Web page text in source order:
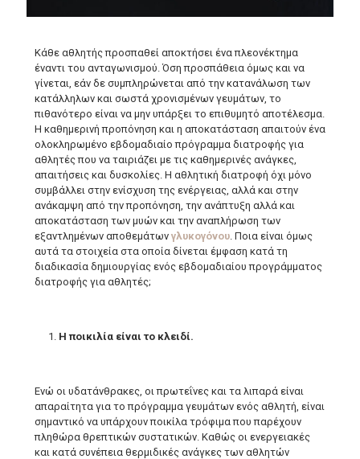
Κάθε αθλητής προσπαθεί αποκτήσει ένα πλεονέκτημα
έναντι του ανταγωνισμού. Όση προσπάθεια όμως και να
γίνεται, εάν δε συμπληρώνεται από την κατανάλωση των
κατάλληλων και σωστά χρονισμένων γευμάτων, το
πιθανότερο είναι να μην υπάρξει το επιθυμητό αποτέλεσμα.
Η καθημερινή προπόνηση και η αποκατάσταση απαιτούν ένα
ολοκληρωμένο εβδομαδιαίο πρόγραμμα διατροφής για
αθλητές που να ταιριάζει με τις καθημερινές ανάγκες,
απαιτήσεις και δυσκολίες. Η αθλητική διατροφή όχι μόνο
συμβάλλει στην ενίσχυση της ενέργειας, αλλά και στην
ανάκαμψη από την προπόνηση, την ανάπτυξη αλλά και
αποκατάσταση των μυών και την αναπλήρωση των
εξαντλημένων αποθεμάτων γλυκογόνου . Ποια είναι όμως
αυτά τα στοιχεία στα οποία δίνεται έμφαση κατά τη
διαδικασία δημιουργίας ενός εβδομαδιαίου προγράμματος
διατροφής για αθλητές;
Η ποικιλία είναι το κλειδί.
Ενώ οι υδατάνθρακες, οι πρωτεΐνες και τα λιπαρά είναι
απαραίτητα για το πρόγραμμα γευμάτων ενός αθλητή, είναι
σημαντικό να υπάρχουν ποικίλα τρόφιμα που παρέχουν
πληθώρα θρεπτικών συστατικών. Καθώς οι ενεργειακές
και κατά συνέπεια θερμιδικές ανάγκες των αθλητών